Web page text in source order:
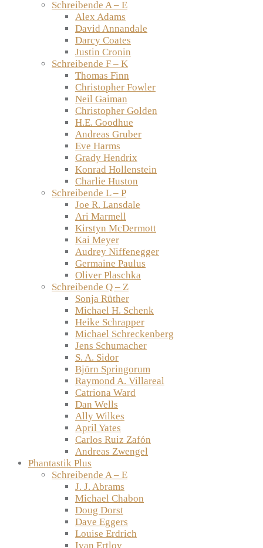
Schreibende A – E
Alex Adams
David Annandale
Darcy Coates
Justin Cronin
Schreibende F – K
Thomas Finn
Christopher Fowler
Neil Gaiman
Christopher Golden
H.E. Goodhue
Andreas Gruber
Eve Harms
Grady Hendrix
Konrad Hollenstein
Charlie Huston
Schreibende L – P
Joe R. Lansdale
Ari Marmell
Kirstyn McDermott
Kai Meyer
Audrey Niffenegger
Germaine Paulus
Oliver Plaschka
Schreibende Q – Z
Sonja Rüther
Michael H. Schenk
Heike Schrapper
Michael Schreckenberg
Jens Schumacher
S. A. Sidor
Björn Springorum
Raymond A. Villareal
Catriona Ward
Dan Wells
Ally Wilkes
April Yates
Carlos Ruiz Zafón
Andreas Zwengel
Phantastik Plus
Schreibende A – E
J. J. Abrams
Michael Chabon
Doug Dorst
Dave Eggers
Louise Erdrich
Ivan Ertlov